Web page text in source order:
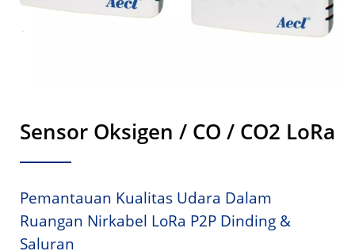
Sensor Oksigen / CO / CO2 LoRa
Pemantauan Kualitas Udara Dalam
Ruangan Nirkabel LoRa P2P Dinding &
Saluran